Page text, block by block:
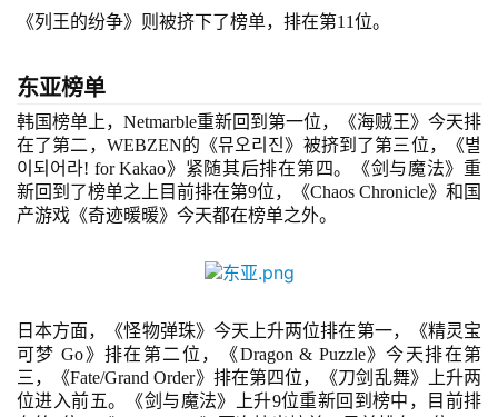
戏
休
闲
游
戏
2
第
十
三
届
《列王的纷争》则被挤下了榜单，排在第11位。
东亚榜单
韩国榜单上 ，Netmarble重新回到第一位，《海贼王》今天排
在了第二，WEBZEN的《뮤오리진》被挤到了第三位，《별
이되어라! for Kakao》紧随其后排在第四。《剑与魔法》重
新回到了榜单之上目前排在第9位，《Chaos Chronicle》和国
产游戏《奇迹暖暖》今天都在榜单之外。
日本方面，《怪物弹珠》今天上升两位排在第一，《精灵宝
可梦 Go》排在第二位，
《Dragon & Puzzle》今天排在第
三，
《Fate/Grand Order》排在第四位，《刀剑乱舞》上升两
位进入前五。《剑与魔法》上升9位重新回到榜中，目前排